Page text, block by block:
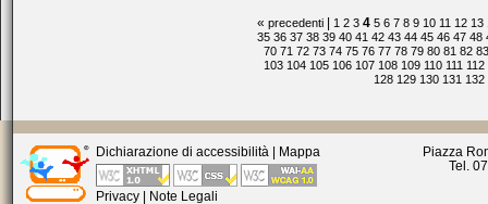
« precedenti| 1 2 3 4 5 6 7 8 9 10 11 12 13
35 36 37 38 39 40 41 42 43 44 45 46 47 48
70 71 72 73 74 75 76 77 78 79 80 81 82
103 104 105 106 107 108 109 110 111 112
128 129 130 131 132
Dichiarazione di accessibilità | Mappa
Privacy | Note Legali
Piazza
Tel.